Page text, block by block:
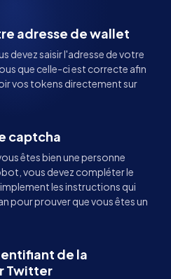
adresse de wallet
devez saisir l'adresse de votre
que celle-ci est correcte afin
vos tokens directement sur
captcha
êtes bien une personne
vous devez compléter le
les instructions qui
pour prouver que vous êtes un
de la
Twitter